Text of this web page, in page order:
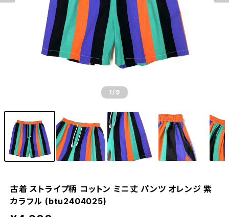
1 /9
古着 ストライプ柄 コットン ミニ丈 パンツ オレンジ 紫
カラフル (btu2404025)